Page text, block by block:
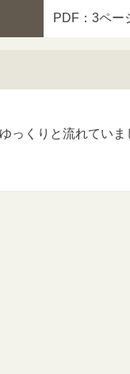
PDF：3ペー
っくりと流れていま